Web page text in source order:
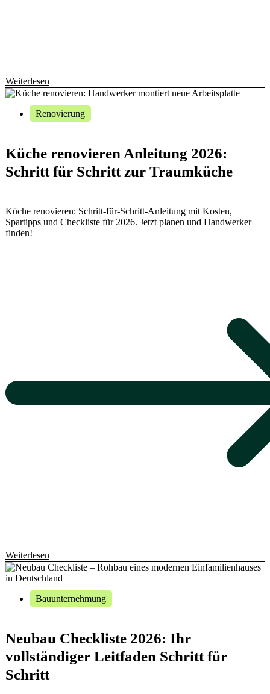
Weiterlesen
Renovierung
Küche renovieren Anleitung 2026:
Schritt für Schritt zur Traumküche
Küche renovieren: Schritt-für-Schritt-Anleitung mit Kosten,
Spartipps und Checkliste für 2026. Jetzt planen und Handwerker
finden!
Weiterlesen
Bauunternehmung
Neubau Checkliste 2026: Ihr
vollständiger Leitfaden Schritt für
Schritt